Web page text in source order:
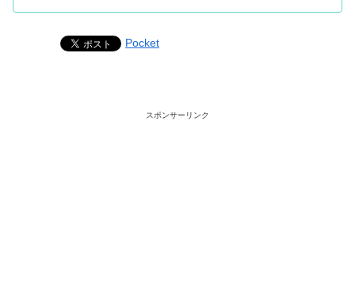
Pocket
スポンサーリンク